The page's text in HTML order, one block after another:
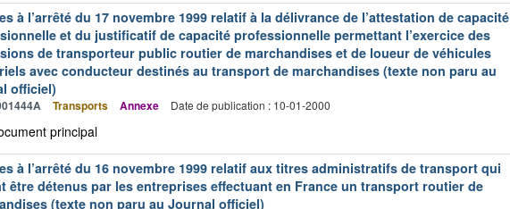
à l’arrêté du 17 novembre 1999 relatif à la délivrance de l’attestation de capacité
et du justificatif de capacité professionnelle permettant l’exercice des
de transporteur public routier de marchandises et de loueur de véhicules
avec conducteur destinés au transport de marchandises (texte non paru au
officiel)
Transports Annexe Date de publication : 10-01-2000
principal
à l’arrêté du 16 novembre 1999 relatif aux titres administratifs de transport qui
être détenus par les entreprises effectuant en France un transport routier de
(texte non paru au Journal officiel)